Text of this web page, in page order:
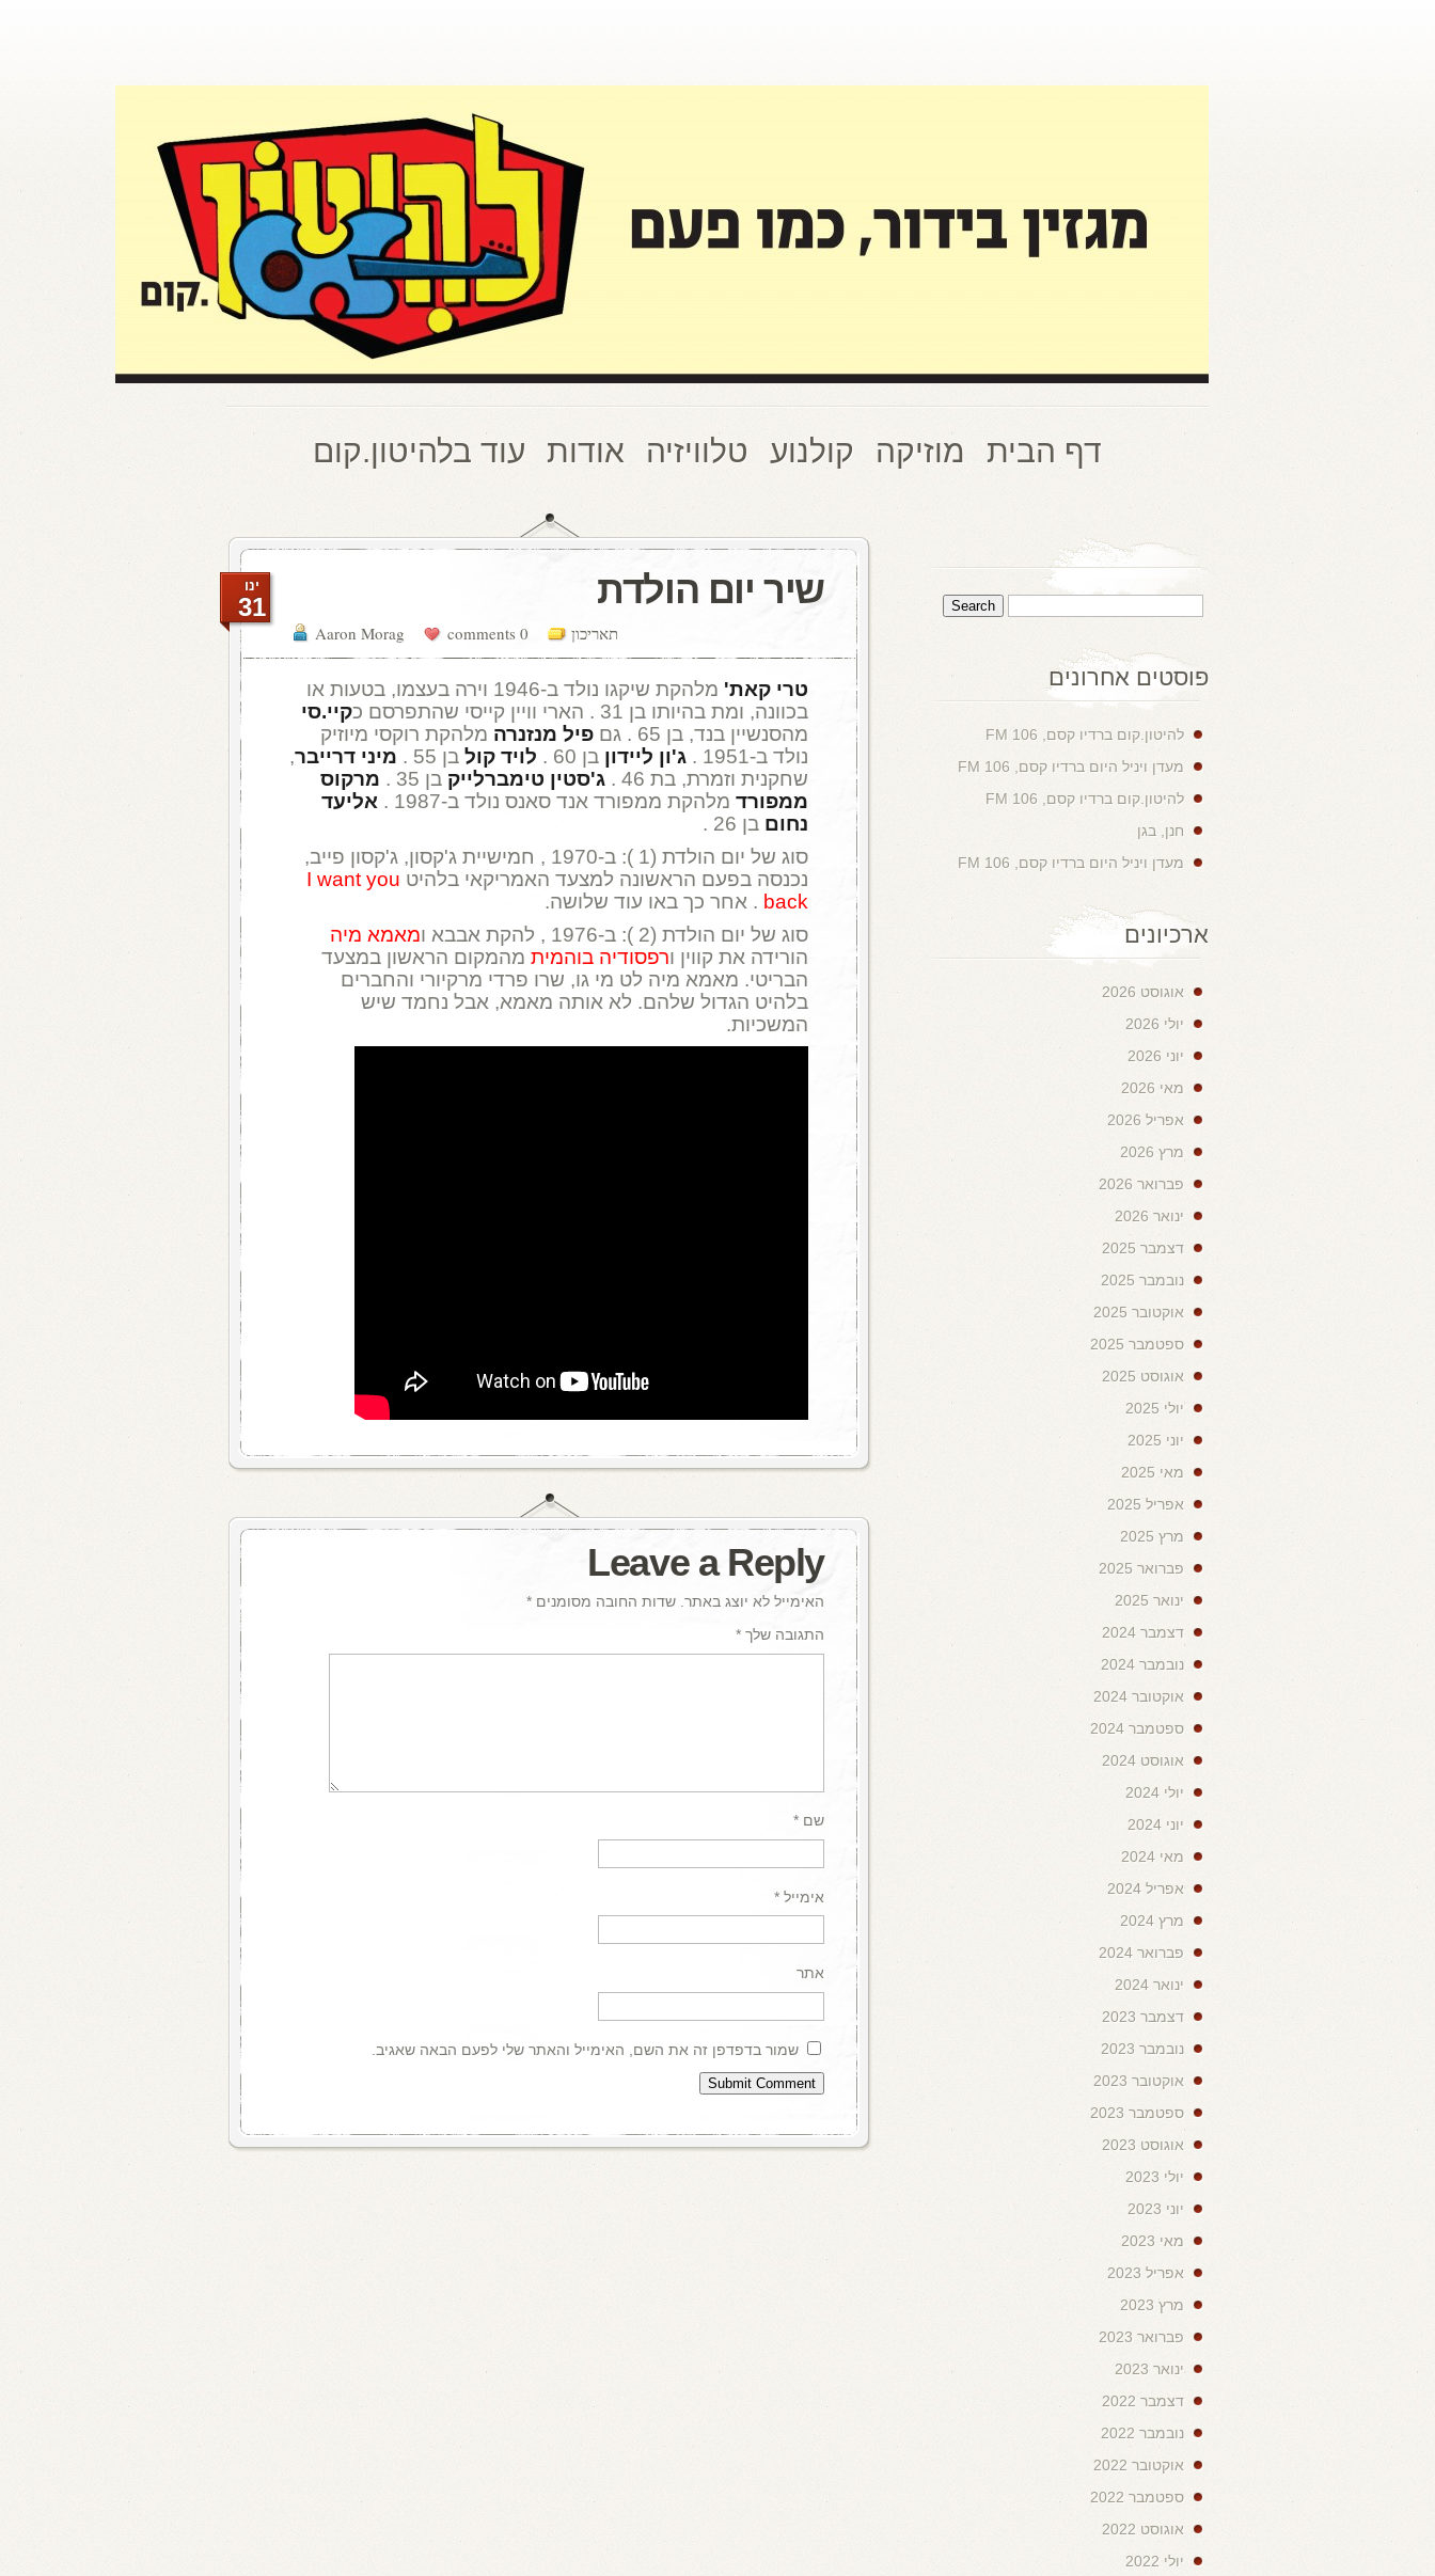
דף הבית מוזיקה קולנוע טלוויזיה אודות עוד בלהיטון.קום
שיר יום הולדת
Aaron Morag 0 comments תאריכון
ינו
31
טרי קאת'
מלהקת שיקגו נולד ב-1946 וירה בעצמו, בטעות או
בכוונה, ומת בהיותו בן 31 . הארי וויין קייסי שהתפרסם כ
קיי.סי
מהסנשיין בנד, בן 65 . גם
פיל מנזנרה מלהקת רוקסי מיוזיק
נולד ב-1951 .
ג'ון ליידון בן 60 . לויד קול בן 55 . מיני דרייבר,
שחקנית וזמרת, בת 46 .
ג'סטין טימברלייק בן 35 .
מרקוס
ממפורד מלהקת ממפורד אנד סאנס נולד ב-1987 .
אליעד
נחום בן 26 .
סוג של יום הולדת (1 ): ב-1970 , חמישיית ג'קסון, ג'קסון פייב,
נכנסה בפעם הראשונה למצעד האמריקאי בלהיט I want you
back . אחר כך באו עוד שלושה.
סוג של יום הולדת (2 ): ב-1976 , להקת אבבא ו
מאמא מיה
הורידה את קווין ורפסודיה בוהמית מהמקום הראשון במצעד
הבריטי. מאמא מיה לט מי גו, שרו פרדי מרקיורי והחברים
בלהיט הגדול שלהם. לא אותה מאמא, אבל נחמד שיש
המשכיות.
Leave a Reply
האימייל לא יוצג באתר. שדות החובה מסומנים *
התגובה שלך *
שם *
אימייל *
אתר
שמור בדפדפן זה את השם, האימייל והאתר שלי לפעם הבאה שאגיב.
פוסטים אחרונים
להיטון.קום ברדיו קסם, 106 FM
מעדן ויניל היום ברדיו קסם, 106 FM
להיטון.קום ברדיו קסם, 106 FM
חנן, בגן
מעדן ויניל היום ברדיו קסם, 106 FM
ארכיונים
אוגוסט 2026
יולי 2026
יוני 2026
מאי 2026
אפריל 2026
מרץ 2026
פברואר 2026
ינואר 2026
דצמבר 2025
נובמבר 2025
אוקטובר 2025
ספטמבר 2025
אוגוסט 2025
יולי 2025
יוני 2025
מאי 2025
אפריל 2025
מרץ 2025
פברואר 2025
ינואר 2025
דצמבר 2024
נובמבר 2024
אוקטובר 2024
ספטמבר 2024
אוגוסט 2024
יולי 2024
יוני 2024
מאי 2024
אפריל 2024
מרץ 2024
פברואר 2024
ינואר 2024
דצמבר 2023
נובמבר 2023
אוקטובר 2023
ספטמבר 2023
אוגוסט 2023
יולי 2023
יוני 2023
מאי 2023
אפריל 2023
מרץ 2023
פברואר 2023
ינואר 2023
דצמבר 2022
נובמבר 2022
אוקטובר 2022
ספטמבר 2022
אוגוסט 2022
יולי 2022